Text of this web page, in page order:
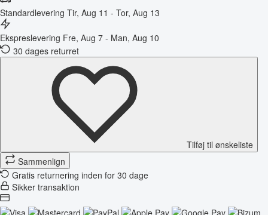
Standardlevering Tir, Aug 11 - Tor, Aug 13
Ekspreslevering Fre, Aug 7 - Man, Aug 10
30 dages returret
Tilføj til ønskeliste
Sammenlign
Gratis returnering inden for 30 dage
Sikker transaktion